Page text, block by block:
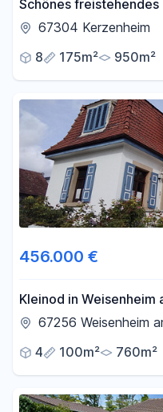
Schönes freistehendes
Naturgarten
67304 Kerzenheim
8
175m² 950m²
456.000 €
Kleinod in Weisenheim
67256 Weisenheim
4
100m² 760m²